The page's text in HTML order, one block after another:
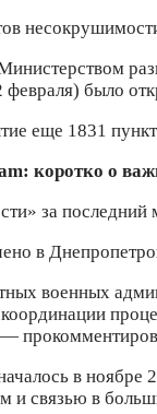
февраля) было
еще 1831
коротко о
за
в
военных
в ноябре
и связью в